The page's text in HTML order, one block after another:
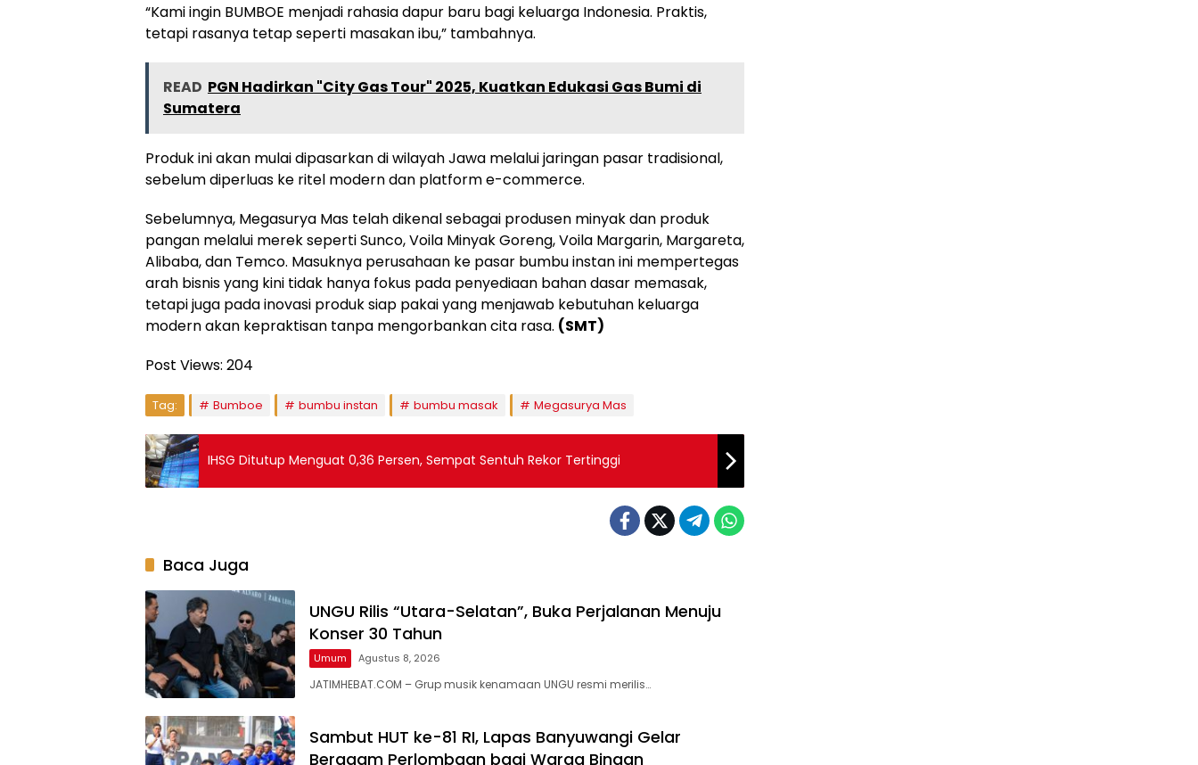
“Kami ingin BUMBOE menjadi rahasia dapur baru bagi keluarga Indonesia. Praktis,
tetapi rasanya tetap seperti masakan ibu,” tambahnya.
READ PGN Hadirkan "City Gas Tour" 2025, Kuatkan Edukasi Gas Bumi di
Sumatera
Produk ini akan mulai dipasarkan di wilayah Jawa melalui jaringan pasar tradisional,
sebelum diperluas ke ritel modern dan platform e-commerce.
Sebelumnya, Megasurya Mas telah dikenal sebagai produsen minyak dan produk
pangan melalui merek seperti Sunco, Voila Minyak Goreng, Voila Margarin, Margareta,
Alibaba, dan Temco. Masuknya perusahaan ke pasar bumbu instan ini mempertegas
arah bisnis yang kini tidak hanya fokus pada penyediaan bahan dasar memasak,
tetapi juga pada inovasi produk siap pakai yang menjawab kebutuhan keluarga
modern akan kepraktisan tanpa mengorbankan cita rasa. (SMT)
Post Views: 204
Tag: Bumboe bumbu instan bumbu masak Megasurya Mas
IHSG Ditutup Menguat 0,36 Persen, Sempat Sentuh Rekor Tertinggi
Baca Juga
UNGU Rilis “Utara-Selatan”, Buka Perjalanan Menuju
Konser 30 Tahun
Umum Agustus 8, 2026
JATIMHEBAT.COM – Grup musik kenamaan UNGU resmi merilis…
Sambut HUT ke-81 RI, Lapas Banyuwangi Gelar
Beragam Perlombaan bagi Warga Binaan